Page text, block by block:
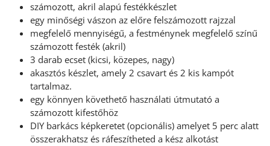
számozott, akril alapú festékkészlet
egy minőségi vászon az előre felszámozott rajzzal
megfelelő mennyiségű, a festménynek megfelelő színű
számozott festék (akril)
3 darab ecset (kicsi, közepes, nagy)
akasztós készlet, amely 2 csavart és 2 kis kampót
tartalmaz.
egy könnyen követhető használati útmutató a
számozott kifestőhöz
DIY barkács képkeretet (opcionális) amelyet 5 perc alatt
összerakhatsz és ráfeszítheted a kész alkotást